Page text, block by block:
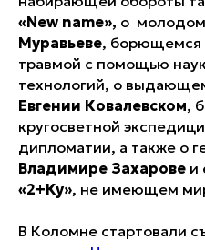
«New name», о
Муравьеве, борющемся
травмой с помощью
технологий, о
Евгении Ковалевском,
кругосветной
дипломатии, а также о
Владимире Захарове и
«2+Ку», не имеющем
В Коломне стартовали